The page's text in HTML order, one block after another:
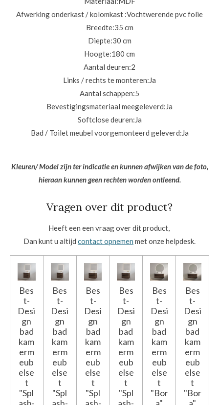
Afwerking onderkast / kolomkast :Vochtwerende pvc folie
Breedte:35 cm
Diepte:30 cm
Hoogte:180 cm
Aantal deuren:2
Links / rechts te monteren:Ja
Aantal schappen:5
Bevestigingsmateriaal meegeleverd:Ja
Softclose deuren:Ja
Bad / Toilet meubel voorgemonteerd geleverd:Ja
Kleuren/ Model zijn ter indicatie en kunnen afwijken van de foto,
hieraan kunnen geen rechten worden ontleend.
Vragen over dit product?
Heeft een een vraag over dit product,
Dan kunt u altijd contact opnemen met onze helpdesk.
Bes
t-
Desi
gn
bad
kam
erm
eub
else
t
"Spl
Bes
t-
Desi
gn
bad
kam
erm
eub
else
t
"Spl
Bes
t-
Desi
gn
bad
kam
erm
eub
else
t
"Spl
Bes
t-
Desi
gn
bad
kam
erm
eub
else
t
"Spl
Bes
t-
Desi
gn
bad
kam
erm
eub
else
t
"Bor
Bes
t-
Desi
gn
bad
kam
erm
eub
else
t
"Bor